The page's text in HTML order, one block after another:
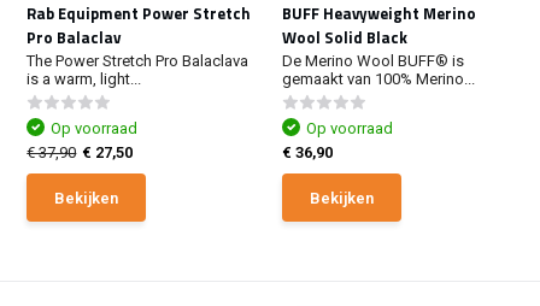
Rab Equipment Power Stretch
Pro Balaclav
The Power Stretch Pro Balaclava
is a warm, light...
Op voorraad
€ 37,90 € 27,50
Bekijken
BUFF Heavyweight Merino
Wool Solid Black
De Merino Wool BUFF® is
gemaakt van 100% Merino...
Op voorraad
€ 36,90
Bekijken